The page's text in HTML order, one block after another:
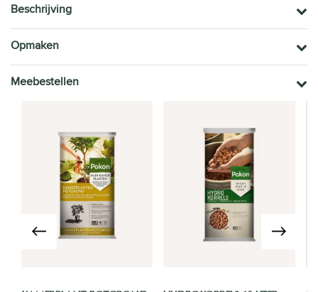
Beschrijving
Opmaken
Meebestellen